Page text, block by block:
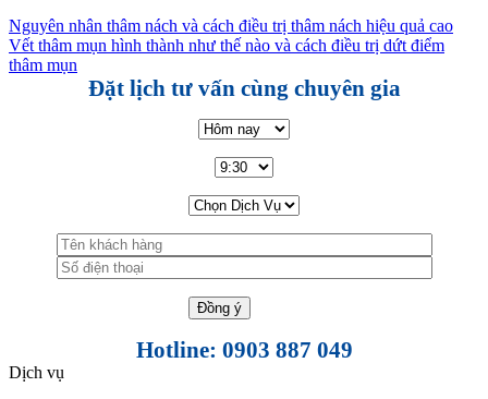
Nguyên nhân thâm nách và cách điều trị thâm nách hiệu quả cao
Vết thâm mụn hình thành như thế nào và cách điều trị dứt điểm
thâm mụn
Đặt lịch tư vấn cùng chuyên gia
Hotline: 0903 887 049
Dịch vụ